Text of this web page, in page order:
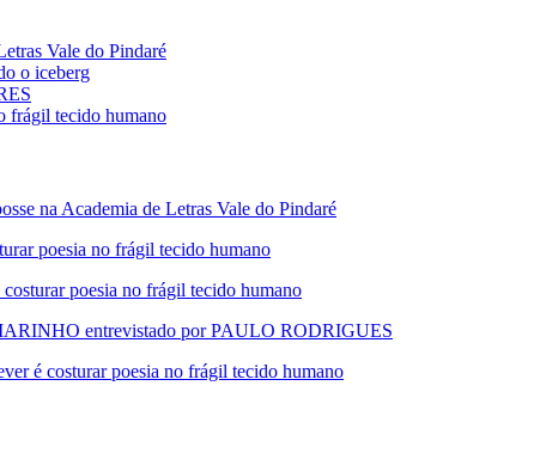
Vale do Pindaré
o iceberg
frágil tecido humano
na Academia de Letras Vale do Pindaré
poesia no frágil tecido humano
poesia no frágil tecido humano
entrevistado por PAULO RODRIGUES
é costurar poesia no frágil tecido humano